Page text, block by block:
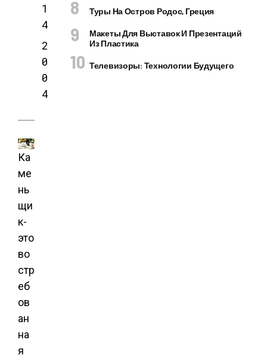
1
4
2
0
0
4
Ка
ме
нь
щи
к-
это
во
стр
еб
ов
ан
на
я
Туры На Остров Родос, Греция
Макеты Для Выставок И Презентаций
Из Пластика
Телевизоры: Технологии Будущего